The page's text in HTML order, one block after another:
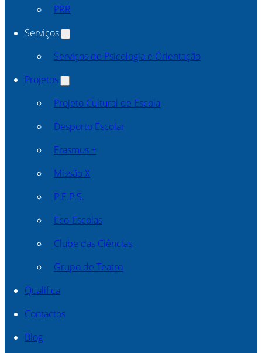
PRR
Serviços
Serviços de Psicologia e Orientação
Projetos
Projeto Cultural de Escola
Desporto Escolar
Erasmus +
Missão X
P.E.P.S.
Eco-Escolas
Clube das Ciências
Grupo de Teatro
Qualifica
Contactos
Blog